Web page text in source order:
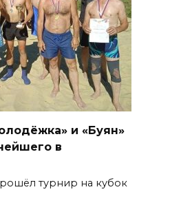
и «Буян»
в
турнир на кубок